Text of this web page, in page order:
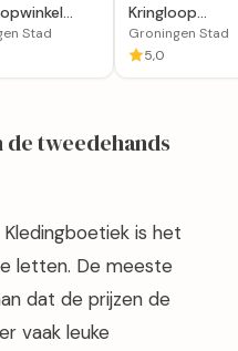
Curiosa in
Stad
Kringloop
Overnieuw
Groningen Stad
5,0
tweedehands
is het
letten. De meeste
dat de prijzen de
vaak leuke